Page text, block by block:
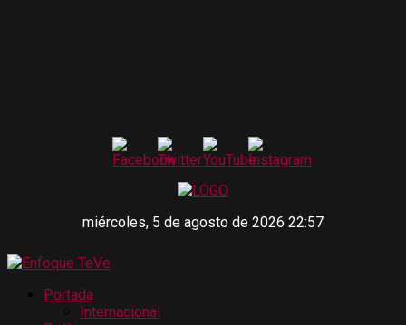
miércoles, 5 de agosto de 2026 22:57
Portada
Internacional